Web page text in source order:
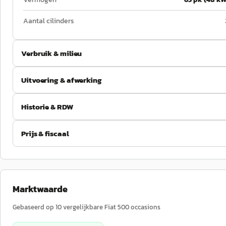
Aantal cilinders
Verbruik & milieu
Uitvoering & afwerking
Historie & RDW
Prijs & fiscaal
Marktwaarde
Gebaseerd op 10vergelijkbareFiat500occasions